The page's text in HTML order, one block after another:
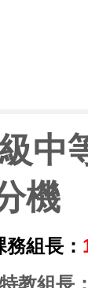
中
機
務組長：
特教組長